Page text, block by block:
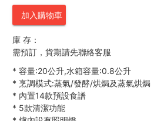
加入購物車
庫 存：
需預訂，貨期請先聯絡客服
* 容量:20公升,水箱容量:0.8公升
* 烹調模式:蒸氣/發酵/烘焗及蒸氣烘焗
* 內置14款預設食譜
* 5款清潔功能